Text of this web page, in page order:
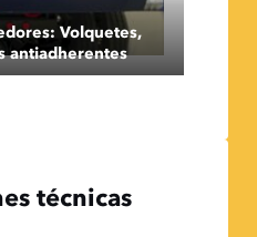
Volquetes,
antiadherentes
técnicas